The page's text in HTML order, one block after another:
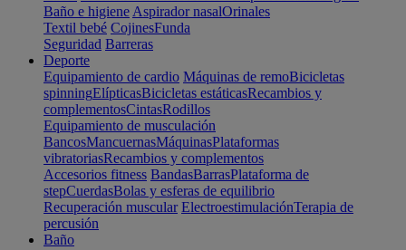
Baño e higiene Aspirador nasalOrinales
Textil bebé CojinesFunda
Seguridad Barreras
Deporte
Equipamiento de cardio Máquinas de remoBicicletas
spinningElípticasBicicletas estáticasRecambios y
complementosCintasRodillos
Equipamiento de musculación
BancosMancuernasMáquinasPlataformas
vibratoriasRecambios y complementos
Accesorios fitness BandasBarrasPlataforma de
stepCuerdasBolas y esferas de equilibrio
Recuperación muscular ElectroestimulaciónTerapia de
percusión
Baño